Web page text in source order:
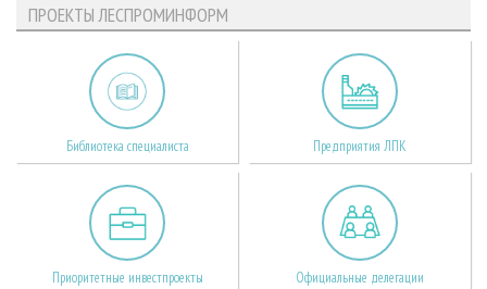
ПРОЕКТЫ ЛЕСПРОМИНФОРМ
Библиотека специалиста Предприятия ЛПК
Приоритетные инвестпроекты Официальные делегации